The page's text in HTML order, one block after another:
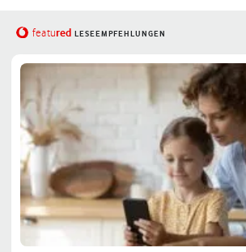
featured LESEEMPFEHLUNGEN